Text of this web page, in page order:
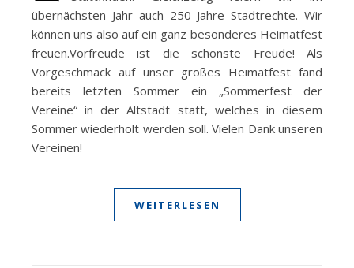
übernächsten Jahr auch 250 Jahre Stadtrechte. Wir
können uns also auf ein ganz besonderes Heimatfest
freuen.Vorfreude ist die schönste Freude! Als
Vorgeschmack auf unser großes Heimatfest fand
bereits letzten Sommer ein „Sommerfest der
Vereine“ in der Altstadt statt, welches in diesem
Sommer wiederholt werden soll. Vielen Dank unseren
Vereinen!
WEITERLESEN